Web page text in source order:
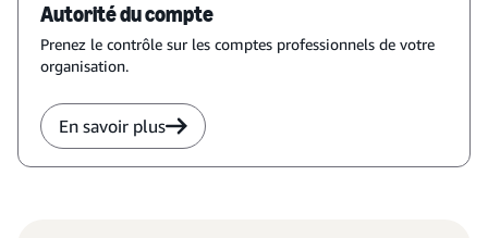
Autorité du compte
Prenez le contrôle sur les comptes professionnels de votre
organisation.
En savoir plus